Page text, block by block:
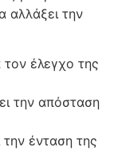
αλλάξει την
τον έλεγχο της
την απόσταση
την ένταση της